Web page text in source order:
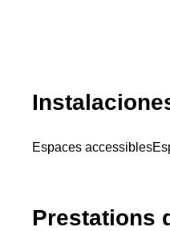
Espaces accessibles
Prestations